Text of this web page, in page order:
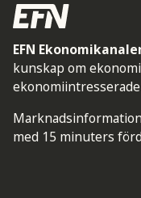
EFN
kunskap om
med 15 minuters